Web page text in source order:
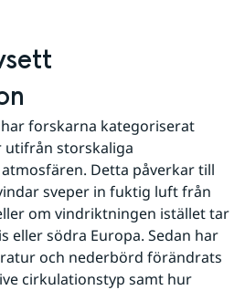
forskarna kategoriserat
utifrån storskaliga
Detta påverkar till
sveper in fuktig luft från
om vindriktningen istället tar
eller södra Europa. Sedan har
och nederbörd förändrats
cirkulationstyp samt hur